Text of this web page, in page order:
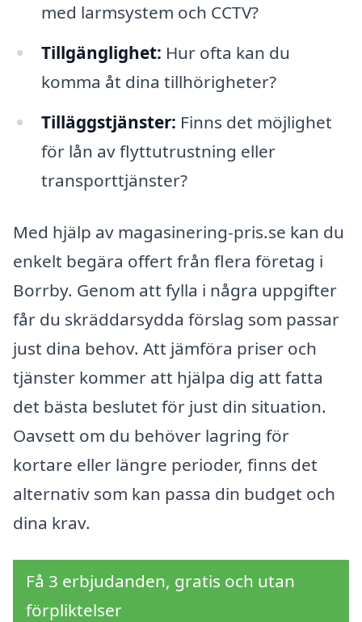
med larmsystem och CCTV?
Tillgänglighet: Hur ofta kan du
komma åt dina tillhörigheter?
Tilläggstjänster: Finns det möjlighet
för lån av flyttutrustning eller
transporttjänster?
Med hjälp av magasinering-pris.se kan du
enkelt begära offert från flera företag i
Borrby. Genom att fylla i några uppgifter
får du skräddarsydda förslag som passar
just dina behov. Att jämföra priser och
tjänster kommer att hjälpa dig att fatta
det bästa beslutet för just din situation.
Oavsett om du behöver lagring för
kortare eller längre perioder, finns det
alternativ som kan passa din budget och
dina krav.
Få 3 erbjudanden, gratis och utan
förpliktelser